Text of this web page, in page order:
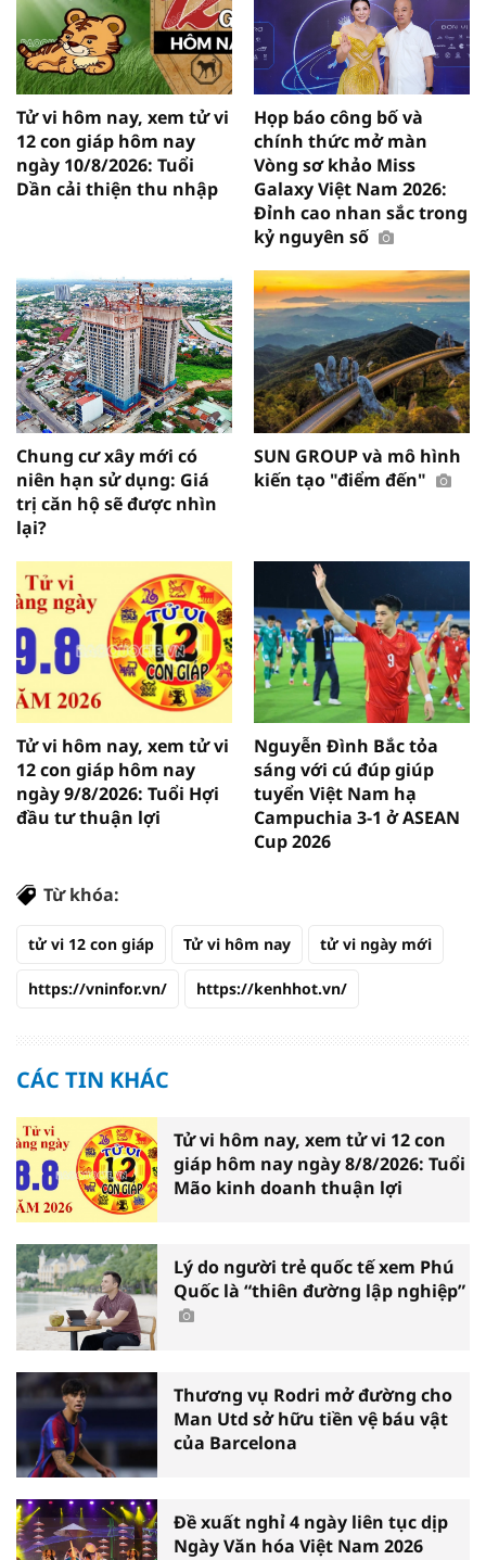
Tử vi hôm nay, xem tử vi
12 con giáp hôm nay
ngày 10/8/2026: Tuổi
Dần cải thiện thu nhập
Họp báo công bố và
chính thức mở màn
Vòng sơ khảo Miss
Galaxy Việt Nam 2026:
Đỉnh cao nhan sắc trong
kỷ nguyên số
Chung cư xây mới có
niên hạn sử dụng: Giá
trị căn hộ sẽ được nhìn
lại?
SUN GROUP và mô hình
kiến tạo "điểm đến"
Tử vi hôm nay, xem tử vi
12 con giáp hôm nay
ngày 9/8/2026: Tuổi Hợi
đầu tư thuận lợi
Nguyễn Đình Bắc tỏa
sáng với cú đúp giúp
tuyển Việt Nam hạ
Campuchia 3-1 ở ASEAN
Cup 2026
Từ khóa:
tử vi 12 con giáp Tử vi hôm nay tử vi ngày mới
https://vninfor.vn/ https://kenhhot.vn/
CÁC TIN KHÁC
Tử vi hôm nay, xem tử vi 12 con
giáp hôm nay ngày 8/8/2026: Tuổi
Mão kinh doanh thuận lợi
Lý do người trẻ quốc tế xem Phú
Quốc là “thiên đường lập nghiệp”
Thương vụ Rodri mở đường cho
Man Utd sở hữu tiền vệ báu vật
của Barcelona
Đề xuất nghỉ 4 ngày liên tục dịp
Ngày Văn hóa Việt Nam 2026